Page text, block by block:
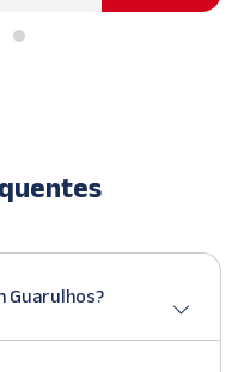
Guarulhos?